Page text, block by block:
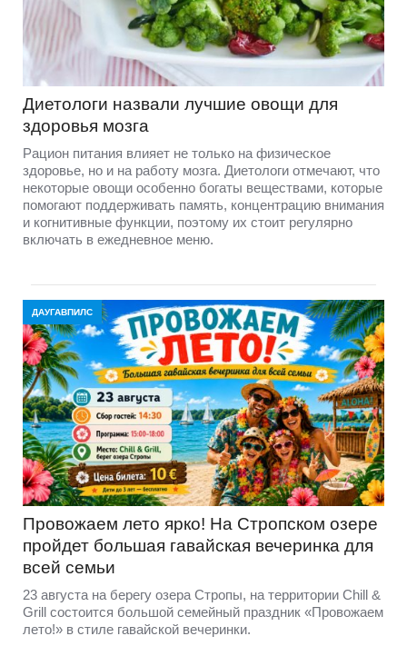
Диетологи назвали лучшие овощи для
здоровья мозга
Рацион питания влияет не только на физическое
здоровье, но и на работу мозга. Диетологи отмечают, что
некоторые овощи особенно богаты веществами, которые
помогают поддерживать память, концентрацию внимания
и когнитивные функции, поэтому их стоит регулярно
включать в ежедневное меню.
ДАУГАВПИЛС
Провожаем лето ярко! На Стропском озере
пройдет большая гавайская вечеринка для
всей семьи
23 августа на берегу озера Стропы, на территории Chill &
Grill состоится большой семейный праздник «Провожаем
лето!» в стиле гавайской вечеринки.